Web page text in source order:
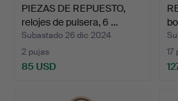
PIEZAS DE REPUESTO,
relojes de pulsera, 6 …
Subastado 26 dic 2024
2 pujas
85 USD
17